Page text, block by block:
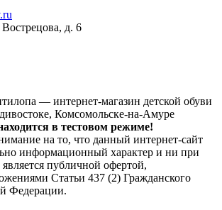
д. 6
— интернет-магазин детской обуви
Комсомольске-на-Амуре
в тестовом режиме!
на то, что данный интернет-сайт
информационный характер и ни при
публичной офертой,
Статьи 437 (2) Гражданского
Федерации.